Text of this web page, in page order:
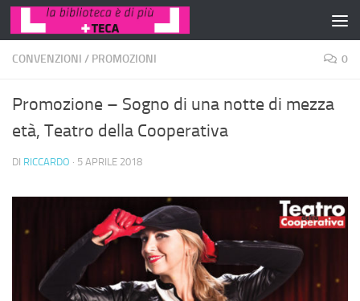
Salta al contenuto
CONVENZIONI / PROMOZIONI 0
Promozione – Sogno di una notte di mezza
età, Teatro della Cooperativa
DI RICCARDO · 5 APRILE 2018